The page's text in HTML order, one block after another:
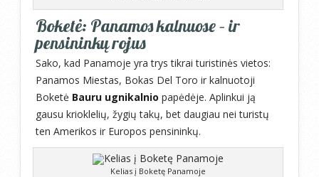
Boketė: Panamos kalnuose – ir
pensininkų rojus
Sako, kad Panamoje yra trys tikrai turistinės vietos:
Panamos Miestas, Bokas Del Toro ir kalnuotoji
Boketė Bauru ugnikalnio papėdėje. Aplinkui ją
gausu krioklelių, žygių takų, bet daugiau nei turistų
ten Amerikos ir Europos pensininkų.
Kelias į Boketę Panamoje